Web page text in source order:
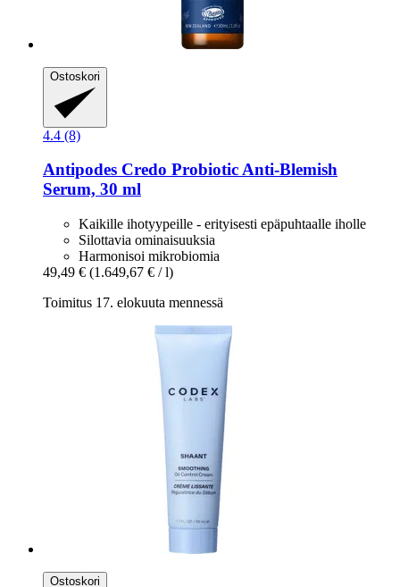
Ostoskori
4.4 (8)
Antipodes Credo Probiotic Anti-​Blemish
Serum, 30 ml
Kaikille ihotyypeille - erityisesti epäpuhtaalle iholle
Silottavia ominaisuuksia
Harmonisoi mikrobiomia
49,49 € (1.649,67 € / l)
Toimitus 17. elokuuta mennessä
Ostoskori